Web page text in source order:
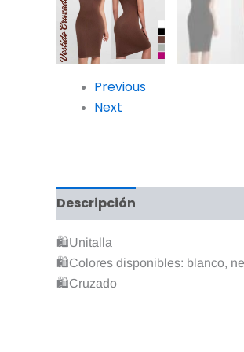
Previous
Next
Descripción
🛍Unitalla
🛍Colores disponibles: blanco,
🛍Cruzado